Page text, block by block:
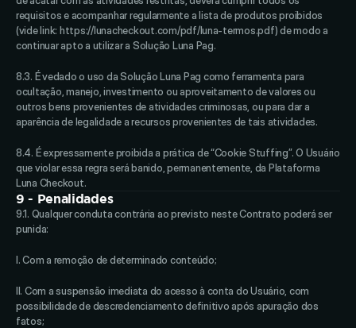
requisitos e acompanhar regularmente a lista de produtos proibidos
(vide link: https://lunacheckout.com/pdf/luna-termos.pdf) de modo a
continuar apto a utilizar a Solução Luna Pag.
8.3. É vedado o uso da Solução Luna Pag como ferramenta para
ocultação, manejo, investimento ou aproveitamento de valores ou
outros bens provenientes de atividades criminosas, ou para dar a
aparência de legalidade a recursos provenientes de tais atividades.
8.4. É expressamente proibida a prática de “Cookie Stuffing”. O Usuário
que violar essa regra será banido, permanentemente, da Plataforma
Luna Checkout.
9 - Penalidades
9.1. Qualquer conduta contrária ao previsto neste Contrato poderá ser
punida:
I. Com a remoção de determinado conteúdo;
II. Com a suspensão imediata do acesso à conta do Usuário, com
possibilidade de descredenciamento definitivo após apuração dos
fatos;